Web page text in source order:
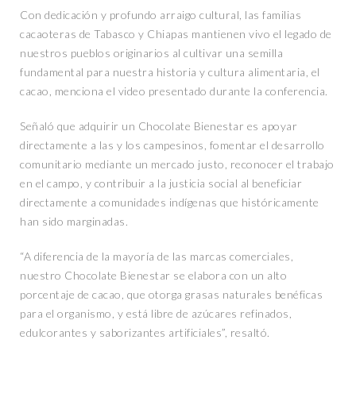
Con dedicación y profundo arraigo cultural, las familias
cacaoteras de Tabasco y Chiapas mantienen vivo el legado de
nuestros pueblos originarios al cultivar una semilla
fundamental para nuestra historia y cultura alimentaria, el
cacao, menciona el video presentado durante la conferencia.
Señaló que adquirir un Chocolate Bienestar es apoyar
directamente a las y los campesinos, fomentar el desarrollo
comunitario mediante un mercado justo, reconocer el trabajo
en el campo, y contribuir a la justicia social al beneficiar
directamente a comunidades indígenas que históricamente
han sido marginadas.
“A diferencia de la mayoría de las marcas comerciales,
nuestro Chocolate Bienestar se elabora con un alto
porcentaje de cacao, que otorga grasas naturales benéficas
para el organismo, y está libre de azúcares refinados,
edulcorantes y saborizantes artificiales”, resaltó.